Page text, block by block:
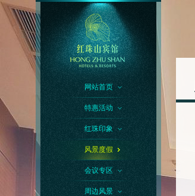
网站首页
特惠活动
红珠印象
风景度假
会议专区
周边风景